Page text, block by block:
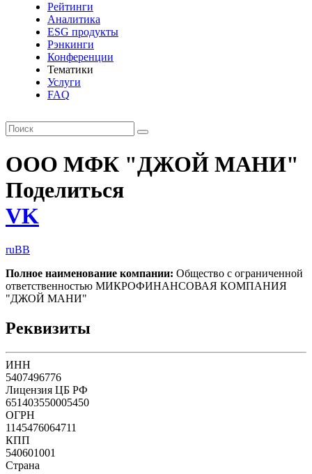
Рейтинги
Аналитика
ESG продукты
Рэнкинги
Конференции
Тематики
Услуги
FAQ
ООО МФК "ДЖОЙ МАНИ"
Поделиться
VK
ruBB
Полное наименование компании: Общество с ограниченной
ответственностью МИКРОФИНАНСОВАЯ КОМПАНИЯ
"ДЖОЙ МАНИ"
Реквизиты
ИНН
5407496776
Лицензия ЦБ РФ
651403550005450
ОГРН
1145476064711
КПП
540601001
Страна